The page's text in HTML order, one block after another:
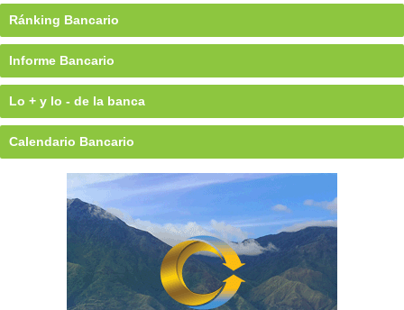
Ránking Bancario
Informe Bancario
Lo + y lo - de la banca
Calendario Bancario